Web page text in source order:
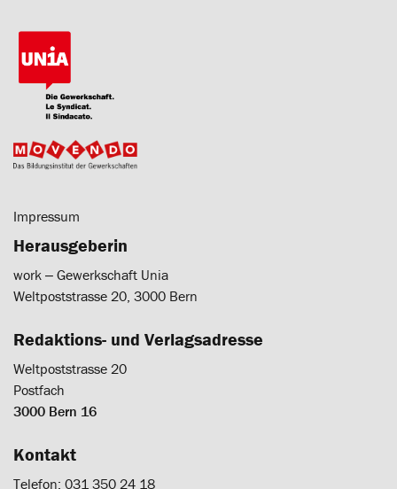
Impressum
Herausgeberin
work ‒ Gewerkschaft Unia
Weltpoststrasse 20, 3000 Bern
Redaktions- und Verlagsadresse
Weltpoststrasse 20
Postfach
3000 Bern 16
Kontakt
Telefon: 031 350 24 18